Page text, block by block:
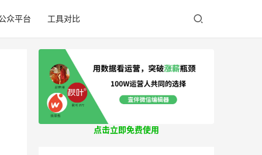
众平台 工具对比
点击立即免费使用